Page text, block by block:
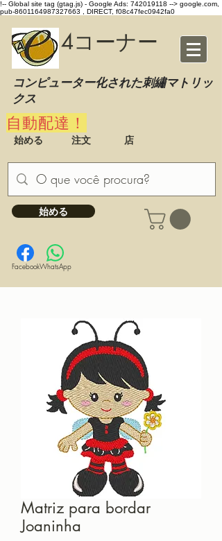
!-- Global site tag (gtag.js) - Google Ads: 742019118 --> google.com,
pub-8601164987327663 , DIRECT, f08c47fec0942fa0
4コーナー
コンピューター化された刺繡マトリッ
クス
自動配達！
始める 注文 店
始める
FacebookWhatsApp
Matriz para bordar
Joaninha